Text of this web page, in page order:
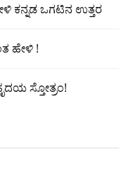
ಕನ್ನಡ ಒಗಟಿನ ಉತ್ತರ
ಹೇಳಿ !
ಸ್ತೋತ್ರಂ!